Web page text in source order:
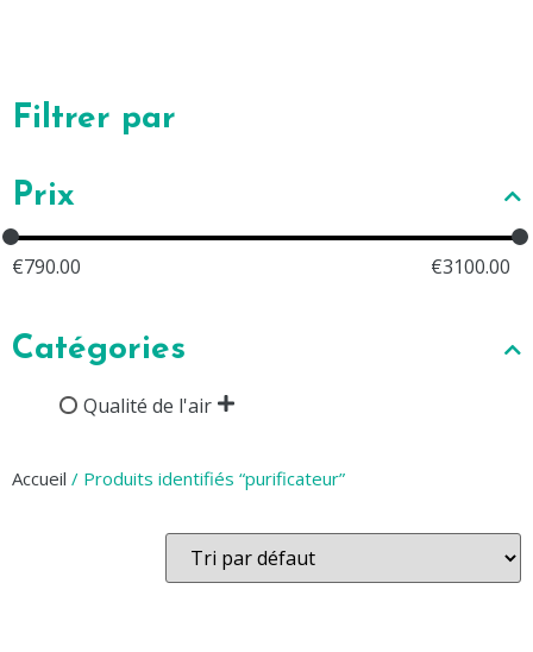
Filtrer par
Prix
€790.00 €3100.00
Catégories
Qualité de l'air
Accueil / Produits identifiés “purificateur”